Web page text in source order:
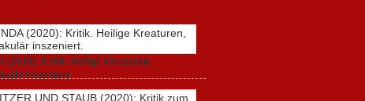
(2020): Kritik. Heilige Kreaturen,
inszeniert.